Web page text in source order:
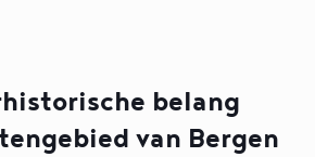
belang
van Bergen